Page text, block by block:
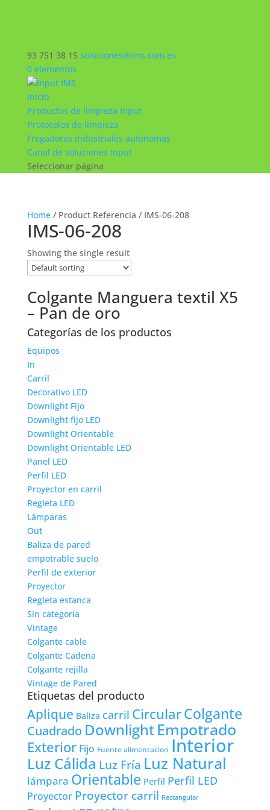
93 751 38 15 soluciones@ims.com.es
0 elementos
Inicio
Productos de limpieza Input
Protocolos de limpieza
Fregadoras industriales autónomas
Canal de soluciones Input
Seleccionar página
Home/ Product Referencia / IMS-06-208
IMS-06-208
Showing the single result
Colgante Manguera textil X5
– Pan de oro
Categorías de los productos
Equipos
In
Carril
Decorativo LED
Downlight Fijo
Downlight fijo LED
Downlight Orientable
Downlight Orientable LED
Panel LED
Perfil LED
Proyector en carril
Regleta LED
Lámparas
Out
Baliza de pared
empotrable suelo
Perfil de exterior
Proyector
Regleta estanca
Sin categoría
Vintage
Colgante cable
Colgante Cadena
Colgante rejilla
Vintage de Pared
Etiquetas del producto
Aplique Baliza carril CircularColgante
Cuadrado DownlightEmpotrado
Exterior Fijo Fuente alimentacion Interior
Luz Cálida Luz Fría Luz Natural
lámpara Orientable Perfil Perfil LED
Proyector Proyector carril Rectangular